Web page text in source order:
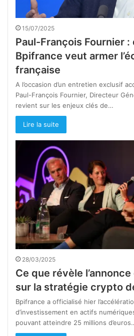
15/07/2025
Paul-François Fournier
Bpifrance veut armer
française
A l’occasion d’un entretien exclusif
Paul-François Fournier, Directeur
revient sur les enjeux clés de…
Lire la suite
28/03/2025
Ce que révèle
sur la stratégie crypto
Bpifrance a officialisé hier
d’investissement en actifs
pouvant atteindre 25 millions